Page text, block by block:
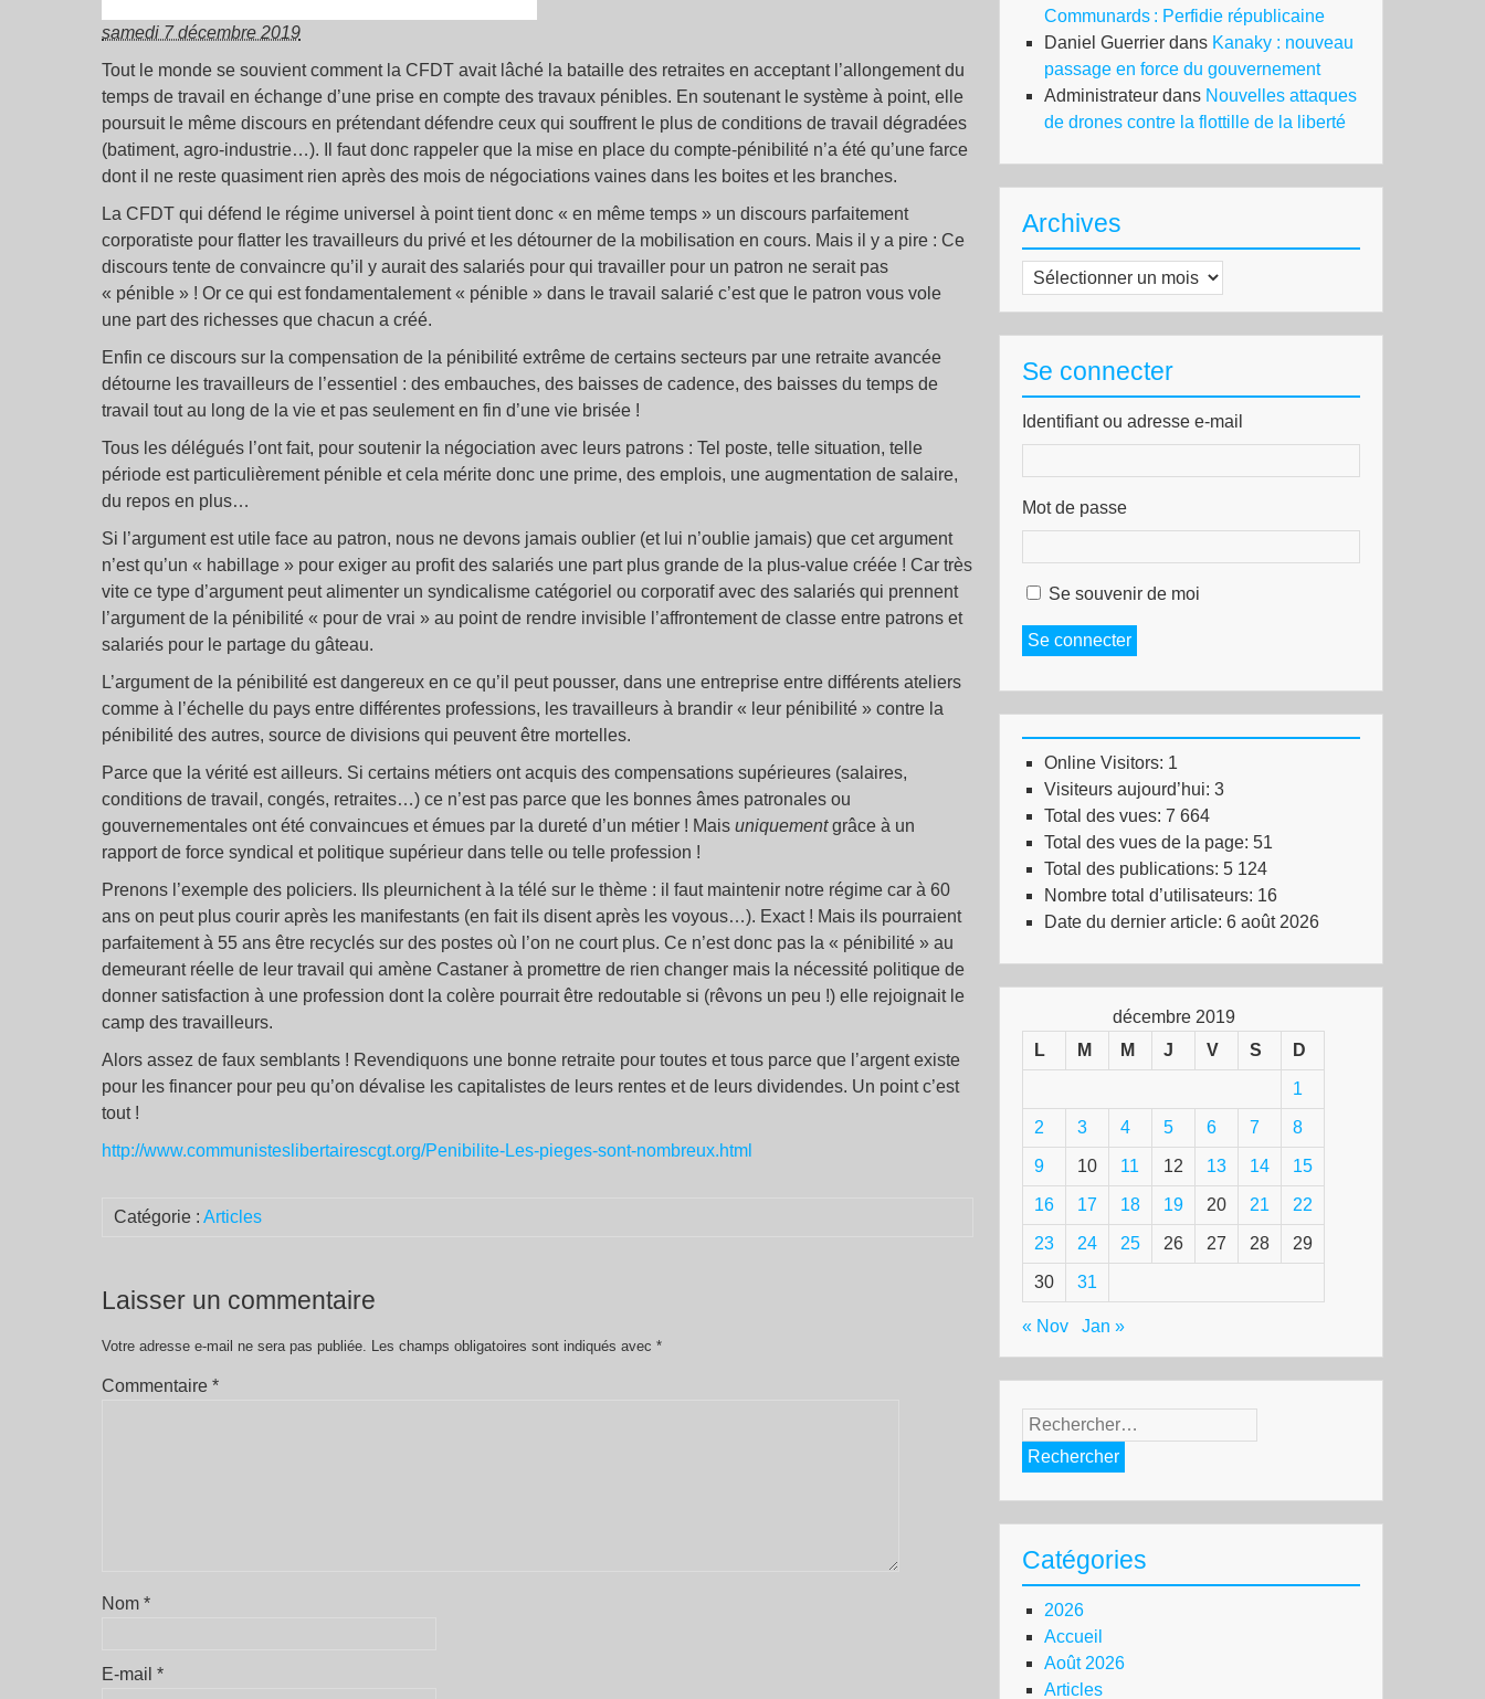
samedi 7 décembre 2019
Tout le monde se souvient comment la CFDT avait lâché la bataille des retraites en acceptant l’allongement du
temps de travail en échange d’une prise en compte des travaux pénibles. En soutenant le système à point, elle
poursuit le même discours en prétendant défendre ceux qui souffrent le plus de conditions de travail dégradées
(batiment, agro-industrie…). Il faut donc rappeler que la mise en place du compte-pénibilité n’a été qu’une farce
dont il ne reste quasiment rien après des mois de négociations vaines dans les boites et les branches.
La CFDT qui défend le régime universel à point tient donc « en même temps » un discours parfaitement
corporatiste pour flatter les travailleurs du privé et les détourner de la mobilisation en cours. Mais il y a pire : Ce
discours tente de convaincre qu’il y aurait des salariés pour qui travailler pour un patron ne serait pas
« pénible » ! Or ce qui est fondamentalement « pénible » dans le travail salarié c’est que le patron vous vole
une part des richesses que chacun a créé.
Enfin ce discours sur la compensation de la pénibilité extrême de certains secteurs par une retraite avancée
détourne les travailleurs de l’essentiel : des embauches, des baisses de cadence, des baisses du temps de
travail tout au long de la vie et pas seulement en fin d’une vie brisée !
Tous les délégués l’ont fait, pour soutenir la négociation avec leurs patrons : Tel poste, telle situation, telle
période est particulièrement pénible et cela mérite donc une prime, des emplois, une augmentation de salaire,
du repos en plus…
Si l’argument est utile face au patron, nous ne devons jamais oublier (et lui n’oublie jamais) que cet argument
n’est qu’un « habillage » pour exiger au profit des salariés une part plus grande de la plus-value créée ! Car très
vite ce type d’argument peut alimenter un syndicalisme catégoriel ou corporatif avec des salariés qui prennent
l’argument de la pénibilité « pour de vrai » au point de rendre invisible l’affrontement de classe entre patrons et
salariés pour le partage du gâteau.
L’argument de la pénibilité est dangereux en ce qu’il peut pousser, dans une entreprise entre différents ateliers
comme à l’échelle du pays entre différentes professions, les travailleurs à brandir « leur pénibilité » contre la
pénibilité des autres, source de divisions qui peuvent être mortelles.
Parce que la vérité est ailleurs. Si certains métiers ont acquis des compensations supérieures (salaires,
conditions de travail, congés, retraites…) ce n’est pas parce que les bonnes âmes patronales ou
gouvernementales ont été convaincues et émues par la dureté d’un métier ! Mais uniquementgrâce à un
rapport de force syndical et politique supérieur dans telle ou telle profession !
Prenons l’exemple des policiers. Ils pleurnichent à la télé sur le thème : il faut maintenir notre régime car à 60
ans on peut plus courir après les manifestants (en fait ils disent après les voyous…). Exact ! Mais ils pourraient
parfaitement à 55 ans être recyclés sur des postes où l’on ne court plus. Ce n’est donc pas la « pénibilité » au
demeurant réelle de leur travail qui amène Castaner à promettre de rien changer mais la nécessité politique de
donner satisfaction à une profession dont la colère pourrait être redoutable si (rêvons un peu !) elle rejoignait le
camp des travailleurs.
Alors assez de faux semblants ! Revendiquons une bonne retraite pour toutes et tous parce que l’argent existe
pour les financer pour peu qu’on dévalise les capitalistes de leurs rentes et de leurs dividendes. Un point c’est
tout !
http://www.communisteslibertairescgt.org/Penibilite-Les-pieges-sont-nombreux.html
Catégorie : Articles
Laisser un commentaire
Votre adresse e-mail ne sera pas publiée. Les champs obligatoires sont indiqués avec *
Commentaire *
Nom *
E-mail *
Communards : Perfidie républicaine
Daniel Guerrier dans Kanaky : nouveau
passage en force du gouvernement
Administrateur dans Nouvelles attaques
de drones contre la flottille de la liberté
Archives
Archives
Se connecter
Identifiant ou adresse e-mail
Mot de passe
Se souvenir de moi
Se connecter
Online Visitors: 1
Visiteurs aujourd’hui: 3
Total des vues: 7 664
Total des vues de la page: 51
Total des publications: 5 124
Nombre total d’utilisateurs: 16
Date du dernier article: 6 août 2026
décembre 2019
L
M M J V S D
1
2 3 4 5 6 7 8
9 10 11 12 13 14 15
16 17 18 19 20 21 22
23 24 25 26 27 28 29
30 31
« Nov Jan »
Rechercher :
Catégories
2026
Accueil
Août 2026
Articles